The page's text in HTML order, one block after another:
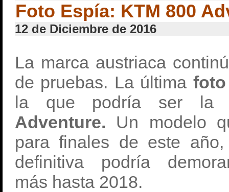
Foto Espía: KTM 800
12 de Diciembre de 2016
La marca austriaca
de pruebas. La última
la que podría ser la
Adventure. Un modelo
para finales de este
definitiva podría
más hasta 2018.